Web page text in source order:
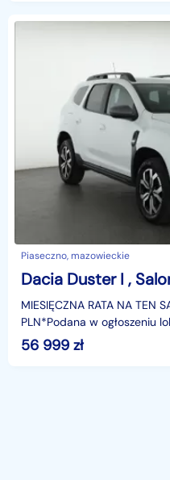
Piaseczno, mazowieckie
MIESIĘCZNA RATA NA TEN
PLN*Podana w ogłoszeniu
na dzień wystawienia
salonu
56 999 zł